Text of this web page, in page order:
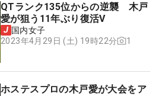
QTランク135位からの逆襲 木戸
愛が狙う11年ぶり復活V
国内女子
2023年4月29日 (土) 19時22分
1
ホステスプロの木戸愛が大会をア